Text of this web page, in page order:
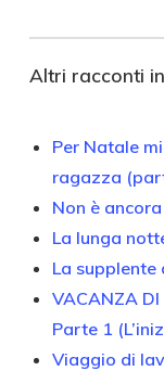
Altri racconti in
Per Natale
ragazza
Non è
La lunga
La supplente
VACANZA DI
Parte 1
Viaggio di